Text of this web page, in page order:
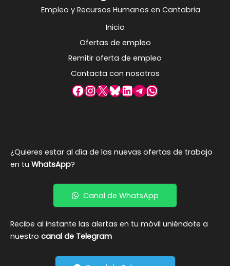
Empleo y Recursos Humanos en Cantabria
Inicio
Ofertas de empleo
Remitir oferta de empleo
Contacta con nosotros
Facebook
Instagram
X Bluesky
LinkedIn
Telegram
WhatsApp
¿Quieres estar al día de las nuevas ofertas de trabajo
en tu WhatsApp?
Canal de WhatsApp
Recibe al instante las alertas en tu móvil uniéndote a
nuestro canal de Telegram